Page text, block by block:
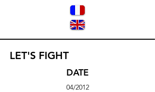
LET'S FIGHT
DATE
04/2012